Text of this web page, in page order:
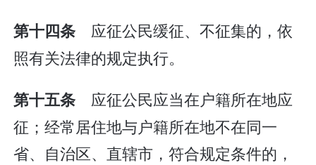
第十四条 应征公民缓征、不征集的，依
照有关法律的规定执行。
第十五条 应征公民应当在户籍所在地应
征；经常居住地与户籍所在地不在同一
省、自治区、直辖市，符合规定条件的，